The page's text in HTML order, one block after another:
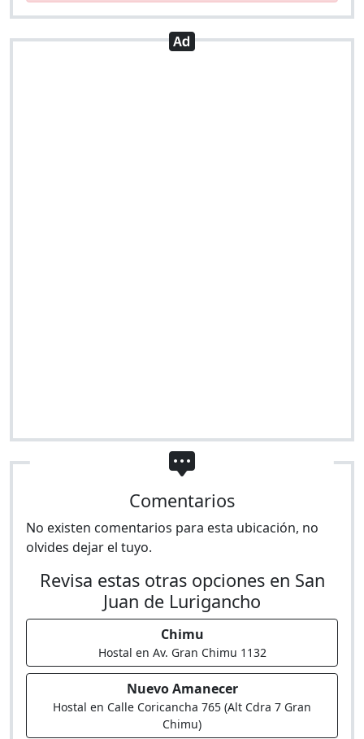
Comentarios
No existen comentarios para esta ubicación, no
olvides dejar el tuyo.
Revisa estas otras opciones en San
Juan de Lurigancho
Chimu
Hostal en Av. Gran Chimu 1132
Nuevo Amanecer
Hostal en Calle Coricancha 765 (Alt Cdra 7 Gran
Chimu)